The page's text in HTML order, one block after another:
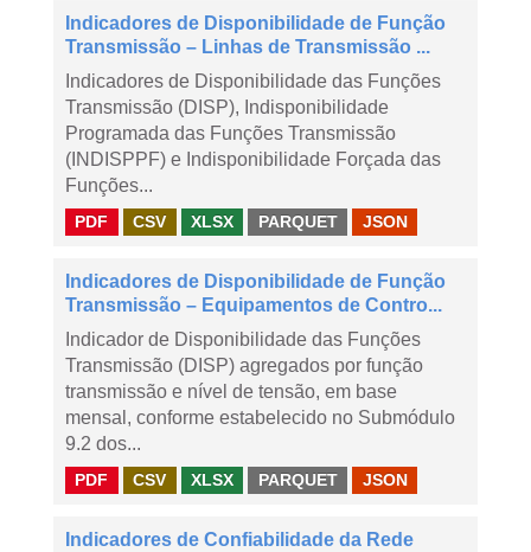
Indicadores de Disponibilidade de Função
Transmissão – Linhas de Transmissão ...
Indicadores de Disponibilidade das Funções
Transmissão (DISP), Indisponibilidade
Programada das Funções Transmissão
(INDISPPF) e Indisponibilidade Forçada das
Funções...
PDF CSV XLSX PARQUET JSON
Indicadores de Disponibilidade de Função
Transmissão – Equipamentos de Contro...
Indicador de Disponibilidade das Funções
Transmissão (DISP) agregados por função
transmissão e nível de tensão, em base
mensal, conforme estabelecido no Submódulo
9.2 dos...
PDF CSV XLSX PARQUET JSON
Indicadores de Confiabilidade da Rede